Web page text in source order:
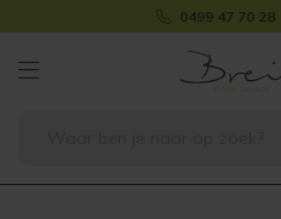
0499 47 70 28